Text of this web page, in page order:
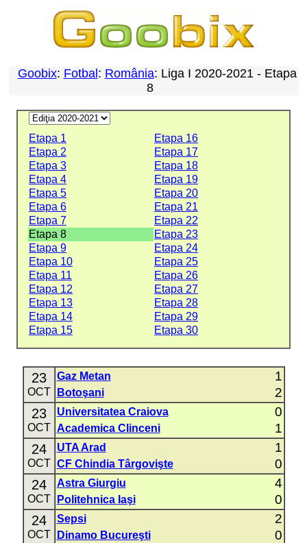
Goobix: Fotbal : România: Liga I 2020-2021 - Etapa
8
Etapa 1
Etapa 16
Etapa 2
Etapa 17
Etapa 3
Etapa 18
Etapa 4
Etapa 19
Etapa 5
Etapa 20
Etapa 6
Etapa 21
Etapa 7
Etapa 22
Etapa 8
Etapa 23
Etapa 9
Etapa 24
Etapa 10
Etapa 25
Etapa 11
Etapa 26
Etapa 12
Etapa 27
Etapa 13
Etapa 28
Etapa 14
Etapa 29
Etapa 15
Etapa 30
23
OCT
Gaz Metan 1
Botoşani 2
23
OCT
Universitatea Craiova 0
Academica Clinceni 1
24
OCT
UTA Arad 1
CF Chindia Târgovişte 0
24
OCT
Astra Giurgiu 4
Politehnica Iaşi 0
24
OCT
Sepsi 2
Dinamo Bucureşti 0